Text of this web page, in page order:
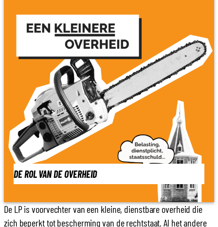
DE ROL VAN DE OVERHEID
De LP is voorvechter van een kleine, dienstbare overheid die
zich beperkt tot bescherming van de rechtstaat. Al het andere